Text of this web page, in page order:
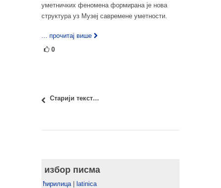
уметничких феномена формирана је нова
структура уз Музеј савремене уметности.
... прочитај више
0
Старији текстови
избор писма
ћирилица | latinica